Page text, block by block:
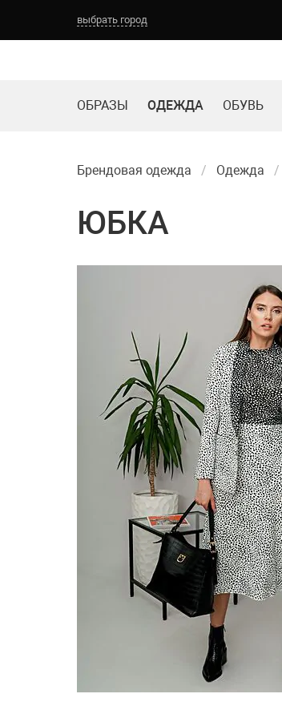
выбрать город
ОБРАЗЫ ОДЕЖДА ОБУВЬ
Брендовая одежда Одежда
ЮБКА